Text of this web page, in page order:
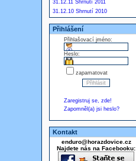
31.12.11 Shrnutí 2011
31.12.10 Shrnutí 2010
Přihlášení
Přihlašovací jméno:
Heslo:
zapamatovat
Zaregistruj se, zde!
Zapomněl(a) jsi heslo?
Kontakt
enduro@horazdovice.cz
Najdete nás na Facebooku: